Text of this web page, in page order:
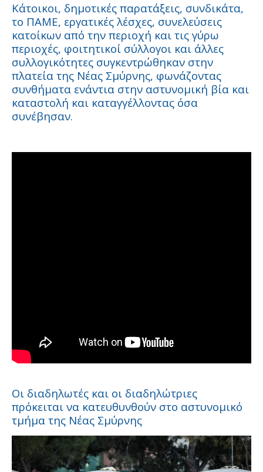
Κάτοικοι, δημοτικές παρατάξεις, συνδικάτα,
το ΠΑΜΕ, εργατικές λέσχες, συνελεύσεις
κατοίκων από την περιοχή και τις γύρω
περιοχές, φοιτητικοί σύλλογοι και άλλες
συλλογικότητες συγκεντρώθηκαν στην
πλατεία της Νέας Σμύρνης, φωνάζοντας
συνθήματα ενάντια στην αστυνομική βία και
καταστολή και καταγγέλλοντας όσα
συνέβησαν.
Οι διαδηλωτές και οι διαδηλώτριες
πρόκειται να κατευθυνθούν στο αστυνομικό
τμήμα της Νέας Σμύρνης